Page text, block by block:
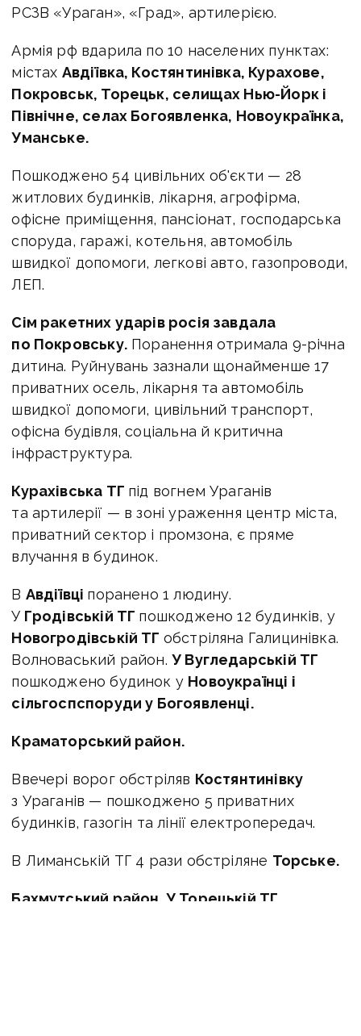
РСЗВ «Ураган», «Град», артилерією.
Армія рф вдарила по 10 населених пунктах:
містах Авдіївка, Костянтинівка, Курахове,
Покровськ, Торецьк, селищах Нью-Йорк і
Північне, селах Богоявленка, Новоукраїнка,
Уманське.
Пошкоджено 54 цивільних об'єкти — 28
житлових будинків, лікарня, агрофірма,
офісне приміщення, пансіонат, господарська
споруда, гаражі, котельня, автомобіль
швидкої допомоги, легкові авто, газопроводи,
ЛЕП.
Сім ракетних ударів росія завдала
по Покровську.Поранення отримала 9-річна
дитина. Руйнувань зазнали щонайменше 17
приватних осель, лікарня та автомобіль
швидкої допомоги, цивільний транспорт,
офісна будівля, соціальна й критична
інфраструктура.
Курахівська ТГ під вогнем Ураганів
та артилерії — в зоні ураження центр міста,
приватний сектор і промзона, є пряме
влучання в будинок.
В Авдіївці поранено 1 людину.
У Гродівській ТГ пошкоджено 12 будинків, у
Новогродівській ТГ обстріляна Галицинівка.
Волноваський район. У Вугледарській ТГ
пошкоджено будинок у Новоукраїнці і
сільгоспспоруди у Богоявленці.
Краматорський район.
Ввечері ворог обстріляв Костянтинівку
з Ураганів — пошкоджено 5 приватних
будинків, газогін та лінії електропередач.
В Лиманській ТГ 4 рази обстріляне Торське.
Бахмутський район. У Торецькій ТГ